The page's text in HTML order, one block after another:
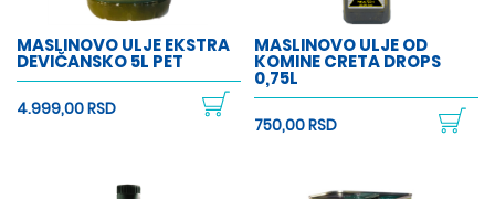
MASLINOVO ULJE EKSTRA
DEVIČANSKO 5L PET
4.999,00 RSD
MASLINOVO ULJE OD
KOMINE CRETA DROPS
0,75L
750,00 RSD